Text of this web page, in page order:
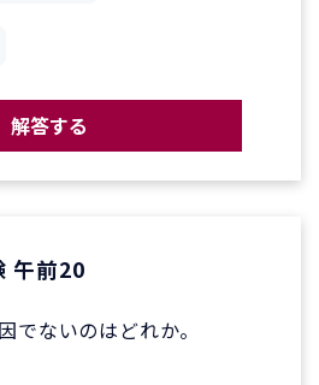
解答する
午前20
でないのはどれか。